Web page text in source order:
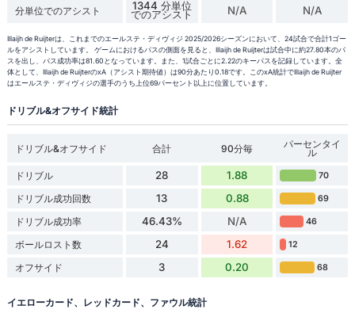
分単位でのアシスト 1344 分単位
でのアシスト N/A N/A
Illaijh de Ruijterは、これまでのエールステ・ディヴィジ 2025/2026シーズンにおいて、24試合で合計1ゴー
ルをアシストしています。 ゲームにおけるパスの側面を見ると、Illaijh de Ruijterは試合中に約27.80本のパ
スを出し、パス成功率は81.60となっています。また、1試合ごとに2.22のキーパスを記録しています。全
体として、Illaijh de RuijterのxA（アシスト期待値）は90分あたり0.18です。このxA統計でIllaijh de Ruijter
はエールステ・ディヴィジの選手のうち上位69パーセント以上に位置しています。
ドリブル&オフサイド統計
ドリブル&オフサイド 合計 90分毎 パーセンタイ
ル
ドリブル
28 1.88 70
ドリブル成功回数 13 0.88 69
ドリブル成功率 46.43% N/A 46
ボールロスト数 24 1.62 12
オフサイド 3 0.20 68
イエローカード、レッドカード、ファウル統計